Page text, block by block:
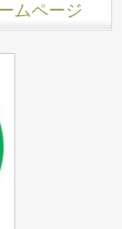
ムページ